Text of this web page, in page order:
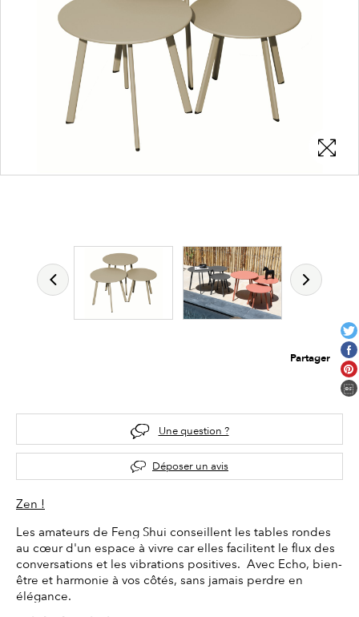
Partager
Une question ?
Déposer un avis
Zen !
Les amateurs de Feng Shui conseillent les tables rondes
au cœur d'un espace à vivre car elles facilitent le flux des
conversations et les vibrations positives. Avec Echo, bien-
être et harmonie à vos côtés, sans jamais perdre en
élégance.